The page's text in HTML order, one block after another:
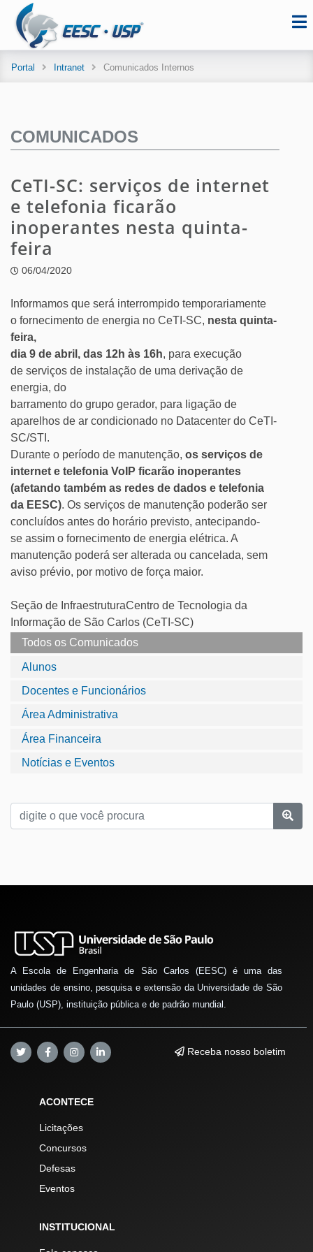
Portal Intranet Comunicados Internos
Todos os Comunicados
Alunos
Docentes e Funcionários
Área Administrativa
Área Financeira
Notícias e Eventos
COMUNICADOS
CeTI-SC: serviços de internet
e telefonia ficarão
inoperantes nesta quinta-
feira
06/04/2020
Informamos que será interrompido temporariamente
o fornecimento de energia no CeTI-SC, nesta quinta-
feira,
dia 9 de abril, das 12h às 16h, para execução
de serviços de instalação de uma derivação de
energia, do
barramento do grupo gerador, para ligação de
aparelhos de ar condicionado no Datacenter do CeTI-
SC/STI.
Durante o período de manutenção, os serviços de
internet e telefonia VoIP ficarão inoperantes
(afetando também as redes de dados e telefonia
da EESC). Os serviços de manutenção poderão ser
concluídos antes do horário previsto, antecipando-
se assim o fornecimento de energia elétrica. A
manutenção poderá ser alterada ou cancelada, sem
aviso prévio, por motivo de força maior.
Seção de InfraestruturaCentro de Tecnologia da
Informação de São Carlos (CeTI-SC)
A Escola de Engenharia de São Carlos (EESC) é uma das
unidades de ensino, pesquisa e extensão da Universidade de São
Paulo (USP), instituição pública e de padrão mundial.
Receba nosso boletim
ACONTECE
Licitações
Concursos
Defesas
Eventos
INSTITUCIONAL